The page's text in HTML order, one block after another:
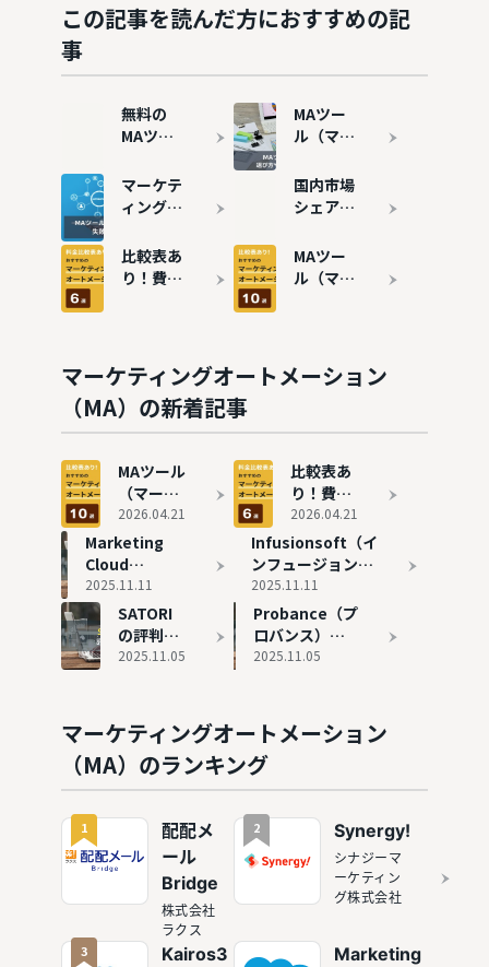
この記事を読んだ方におすすめの記
事
無料の
MAツー
ケティン
グオート
ン）7選
｜メリッ
トや注意
MAツー
ル（マー
グオート
メーショ
は？機能
やメリッ
ト・デメ
マーケテ
ィングオ
ションツ
ール
も解説
国内市場
シェア・
多いMA
ツール10
比較表あ
り！費用
ル6選を
紹介
MAツー
ル（マー
ン）おす
すめ10選
較
マーケティングオートメーション
（MA）の新着記事
MAツール
（マーケ
ティング
オートメ
ーショ
ン）おす
を徹底比
較
2026.04.21
比較表あ
り！費用
の安いお
すすめの
MAツール
6選を紹
2026.04.21
Marketing
Cloud
Account
Engagement
の評判と実態
2025.11.11
Infusionsoft（イ
ンフュージョンソ
フト）の評判と実
態
2025.11.11
SATORI
の評判と
実態
2025.11.05
Probance（プ
ロバンス）の
評判と実態
2025.11.05
マーケティングオートメーション
（MA）のランキング
1
配配メ
ール
Bridge
株式会社
ラクス
2 Synergy!
シナジーマ
ーケティン
グ株式会社
3
Kairos3
Marketing